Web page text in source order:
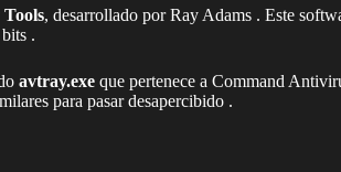
, desarrollado por Ray Adams . Este
.
avtray.exe que pertenece a Command
para pasar desapercibido .